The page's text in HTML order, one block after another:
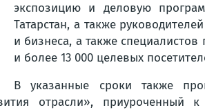
экспозицию и деловую
Татарстан, а также
и бизнеса, а также
и более 13 000 целевых
В указанные сроки также
отрасли», приуроченный